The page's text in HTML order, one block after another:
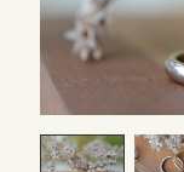
インタビュー
工房一覧
よくあるご質問
結婚
目黒本店
表参道店